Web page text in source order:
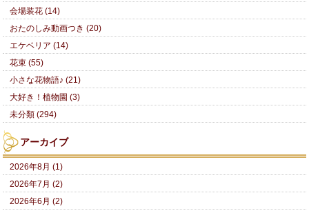
会場装花 (14)
おたのしみ動画つき (20)
エケベリア (14)
花束 (55)
小さな花物語♪ (21)
大好き！植物園 (3)
未分類 (294)
アーカイブ
2026年8月 (1)
2026年7月 (2)
2026年6月 (2)